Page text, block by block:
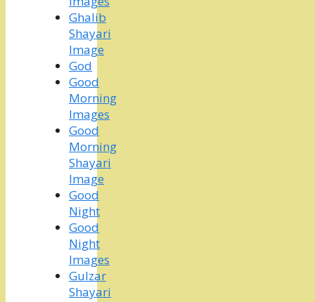
Ghalib
Shayari
Image
God
Good
Morning
Images
Good
Morning
Shayari
Image
Good
Night
Good
Night
Images
Gulzar
Shayari